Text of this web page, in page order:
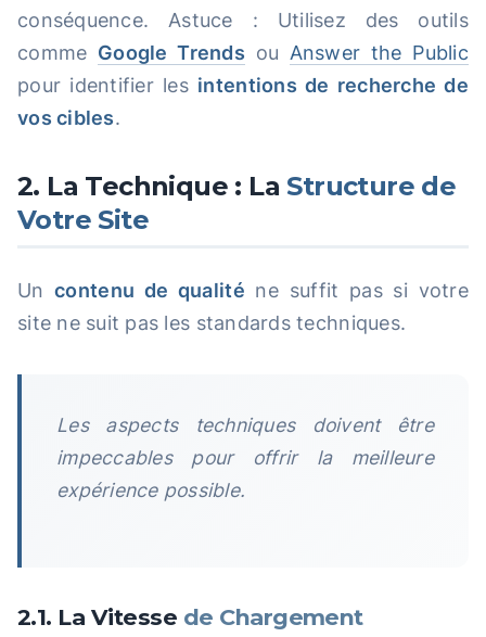
conséquence. Astuce : Utilisez des outils
comme Google Trends ou Answer the Public
pour identifier les intentions de recherche de
vos cibles.
2. La Technique : La Structure de
Votre Site
Uncontenu de qualité ne suffit pas si votre
site ne suit pas les standards techniques.
Les aspects techniques doivent être
impeccables pour offrir la meilleure
expérience possible.
2.1. La Vitesse de Chargement